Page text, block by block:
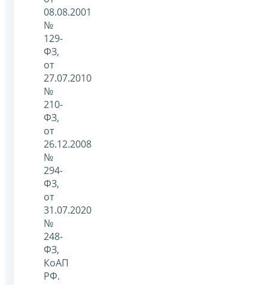
08.08.2001
№
129-
ФЗ,
от
27.07.2010
№
210-
ФЗ,
от
26.12.2008
№
294-
ФЗ,
от
31.07.2020
№
248-
ФЗ,
КоАП
РФ.